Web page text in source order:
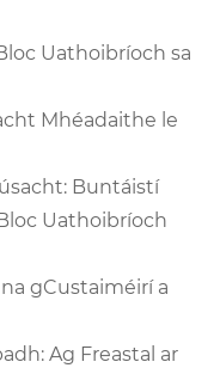
Uathoibríoch sa
Mhéadaithe le
Buntáistí
Uathoibríoch
gCustaiméirí a
Ag Freastal ar